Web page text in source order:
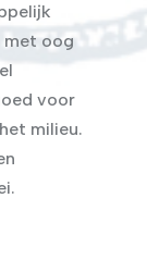
met oog
voor
milieu.